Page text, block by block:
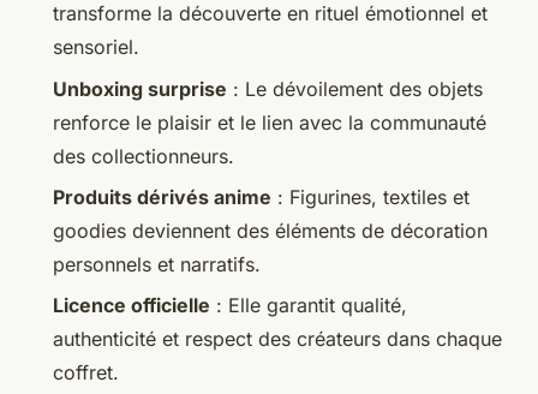
transforme la découverte en rituel émotionnel et
sensoriel.
Unboxing surprise : Le dévoilement des objets
renforce le plaisir et le lien avec la communauté
des collectionneurs.
Produits dérivés anime : Figurines, textiles et
goodies deviennent des éléments de décoration
personnels et narratifs.
Licence officielle : Elle garantit qualité,
authenticité et respect des créateurs dans chaque
coffret.